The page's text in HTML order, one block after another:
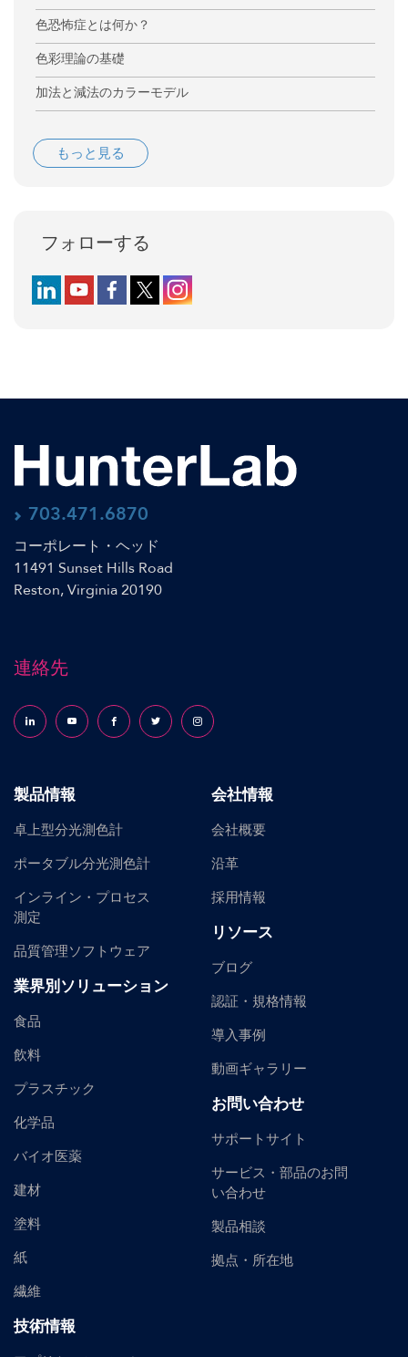
色恐怖症とは何か？
色彩理論の基礎
加法と減法のカラーモデル
もっと見る
フォローする
Follow us on LinkedIn
Follow us on YouTube
Follow us on Facebook
Follow us on X (formerly Twitter)
Follow us on Instagram
703.471.6870
コーポレート・ヘッド
11491 Sunset Hills Road
Reston, Virginia 20190
連絡先
Follow us on LinkedInFollow us on YouTubeFollow us on Facebook
Follow us on X (formerly Twitter)
Follow us on Instagram
製品情報
卓上型分光測色計
ポータブル分光測色計
インライン・プロセス
測定
品質管理ソフトウェア
業界別ソリューション
食品
飲料
プラスチック
化学品
バイオ医薬
建材
塗料
紙
繊維
技術情報
会社情報
会社概要
沿革
採用情報
リソース
ブログ
認証・規格情報
導入事例
動画ギャラリー
お問い合わせ
サポートサイト
サービス・部品のお問
い合わせ
製品相談
拠点・所在地